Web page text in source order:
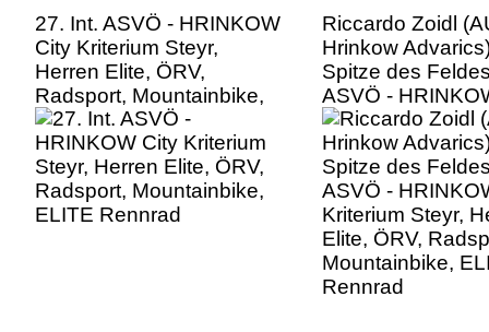
27. Int. ASVÖ - HRINKOW
City Kriterium Steyr,
Herren Elite, ÖRV,
Radsport, Mountainbike,
ELITE Rennrad
Riccardo Zoidl
Hrinkow
Spitze des
ASVÖ -
Kriterium Steyr,
Elite, ÖRV,
Mountainbike,
Rennrad